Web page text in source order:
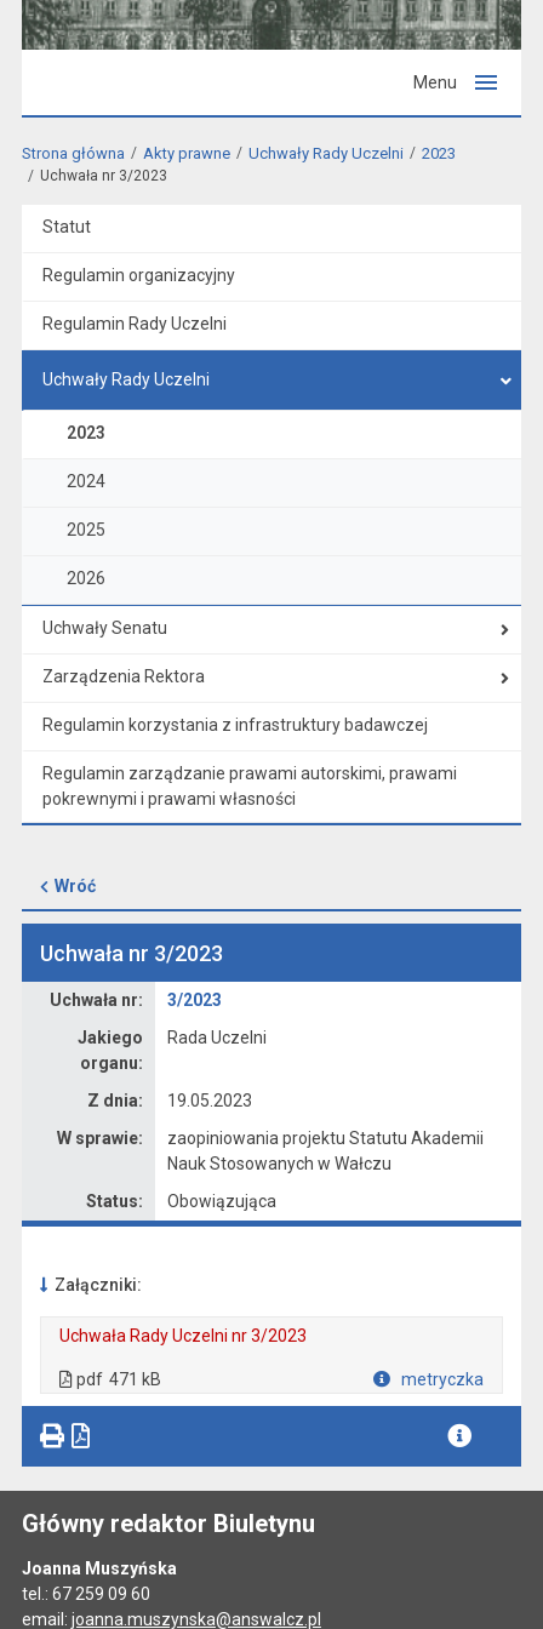
Menu
Strona główna Akty prawne Uchwały Rady Uczelni 2023
Uchwała nr 3/2023
Statut
Regulamin organizacyjny
Regulamin Rady Uczelni
Uchwały Rady Uczelni
2023
2024
2025
2026
Uchwały Senatu
Zarządzenia Rektora
Regulamin korzystania z infrastruktury badawczej
Regulamin zarządzanie prawami autorskimi, prawami
pokrewnymi i prawami własności
Wróć
Uchwała nr 3/2023
Uchwała nr:
3/2023
Jakiego
organu:
Rada Uczelni
Z dnia:
19.05.2023
W sprawie:
zaopiniowania projektu Statutu Akademii
Nauk Stosowanych w Wałczu
Status:
Obowiązująca
Załączniki:
Uchwała Rady Uczelni nr 3/2023
pdf 471 kB metryczka
Główny redaktor Biuletynu
Joanna Muszyńska
tel.: 67 259 09 60
email: joanna.muszynska@answalcz.pl